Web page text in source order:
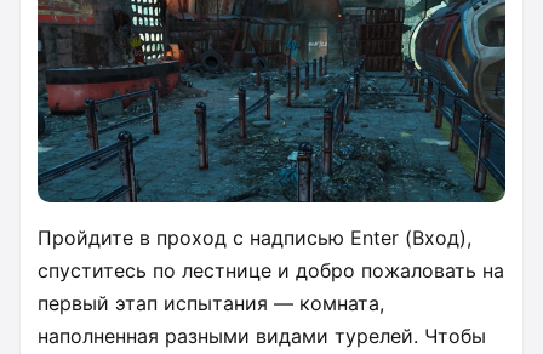
Пройдите в проход с надписью Enter (Вход),
спуститесь по лестнице и добро пожаловать на
первый этап испытания — комната,
наполненная разными видами турелей. Чтобы